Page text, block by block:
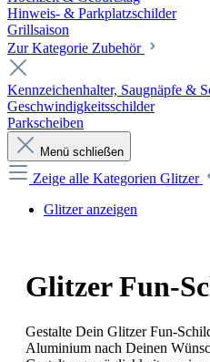
Hinweis- & Parkplatzschilder
Grillsaison
Zur Kategorie Zubehör
Kennzeichenhalter, Saugnäpfe &
Geschwindigkeitsschilder
Parkscheiben
Menü schließen
Zeige alle Kategorien Glitzer
Glitzer anzeigen
Glitzer Fun-
Gestalte Dein Glitzer Fun-
Aluminium nach Deinen